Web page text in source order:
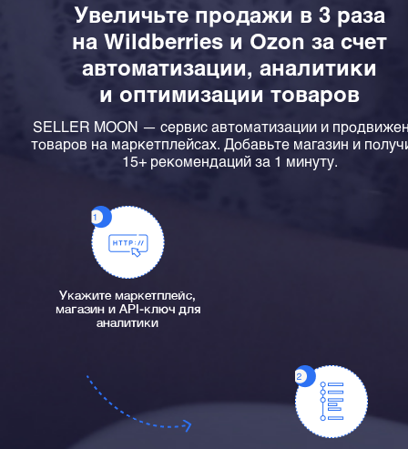
Увеличьте продажи в 3 раза
на Wildberries и Ozon за счет
автоматизации, аналитики
и оптимизации товаров
SELLER MOON — сервис автоматизации и
товаров на маркетплейсах. Добавьте магазин и
15+ рекомендаций за 1 минуту.
Укажите маркетплейс,
магазин и API-ключ для
аналитики